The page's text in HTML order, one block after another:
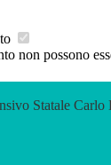
non possono
Statale Carlo